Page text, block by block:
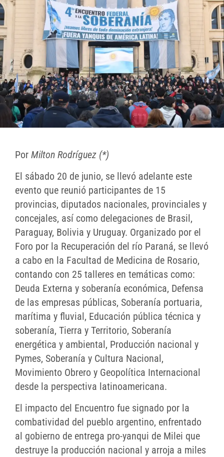
Por Milton Rodríguez (*)
El sábado 20 de junio, se llevó adelante este
evento que reunió participantes de 15
provincias, diputados nacionales, provinciales y
concejales, así como delegaciones de Brasil,
Paraguay, Bolivia y Uruguay. Organizado por el
Foro por la Recuperación del río Paraná, se llevó
a cabo en la Facultad de Medicina de Rosario,
contando con 25 talleres en temáticas como:
Deuda Externa y soberanía económica, Defensa
de las empresas públicas, Soberanía portuaria,
marítima y fluvial, Educación pública técnica y
soberanía, Tierra y Territorio, Soberanía
energética y ambiental, Producción nacional y
Pymes, Soberanía y Cultura Nacional,
Movimiento Obrero y Geopolítica Internacional
desde la perspectiva latinoamericana.
El impacto del Encuentro fue signado por la
combatividad del pueblo argentino, enfrentado
al gobierno de entrega pro-yanqui de Milei que
destruye la producción nacional y arroja a miles